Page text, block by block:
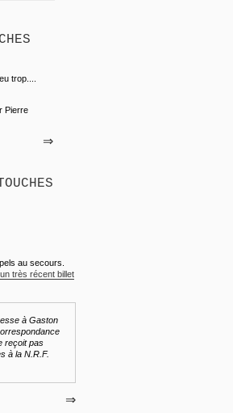
trop....
Pierre
⇒
au secours.
très récent billet
à Gaston
reçoit pas
à la N.R.F.
⇒